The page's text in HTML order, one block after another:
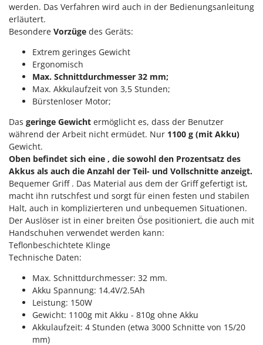
Seilwinden - Motorseilwinden
Sichelmähwerke für Traktoren
Sichelmulcher für Traktoren
Sortierer für Oliven
Sprühgeräte für Pflanzenbehandlung
Stäubegeräte für Traktor
Staubsauger - Elektrobesen
T
Teppichreiniger und Teppichbodenreiniger
Thermische und mechanische Unkrautbrenner
Tomatenpressen
Tragbare Powerstationen
Traktor-Heckenscheren mit Ausleger
U
Umfüllpumpen
Umkehrfräsen
Vakuumiergeräte
Vertikutierer
Honda
I
Idromatic
Il-Tec
Imperia
Infaco
Intex
Iseki
Italyco
ITM
J JOLLY ITALIA
K
KAAZ
Kasco
Kemper
Kenwood
Keter
werden. Das Verfahren wird auch in der Bedienungsanleitung
erläutert.
Besondere Vorzüge des Geräts:
Extrem geringes Gewicht
Ergonomisch
Max. Schnittdurchmesser 32 mm;
Max. Akkulaufzeit von 3,5 Stunden;
Bürstenloser Motor;
Das geringe Gewicht ermöglicht es, dass der Benutzer
während der Arbeit nicht ermüdet. Nur 1100 g (mit Akku)
Gewicht.
Oben befindet sich eine , die sowohl den Prozentsatz des
Akkus als auch die Anzahl der Teil- und Vollschnitte anzeigt.
Bequemer Griff . Das Material aus dem der Griff gefertigt ist,
macht ihn rutschfest und sorgt für einen festen und stabilen
Halt, auch in komplizierteren und unbequemen Situationen.
Der Auslöser ist in einer breiten Öse positioniert, die auch mit
Handschuhen verwendet werden kann:
Teflonbeschichtete Klinge
Technische Daten:
Max. Schnittdurchmesser: 32 mm.
Akku Spannung: 14.4V/2.5Ah
Leistung: 150W
Gewicht: 1100g mit Akku - 810g ohne Akku
Akkulaufzeit: 4 Stunden (etwa 3000 Schnitte von 15/20
mm)